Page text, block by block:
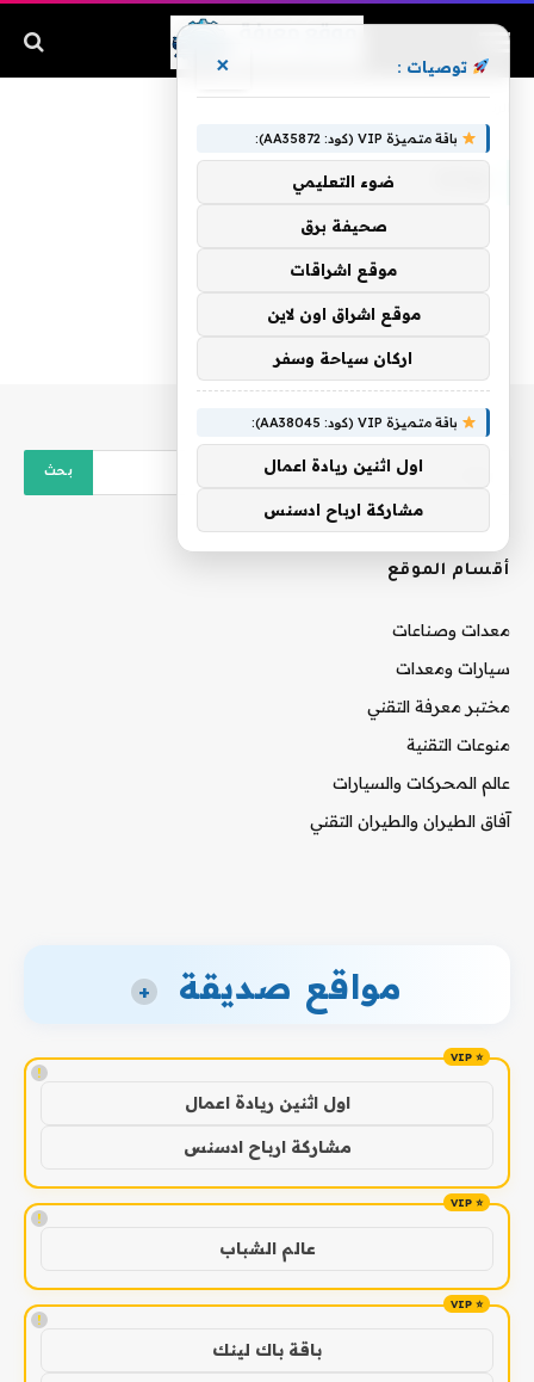
أقسام الموقع
معدات وصناعات
سيارات ومعدات
مختبر معرفة التقني
منوعات التقنية
عالم المحركات والسيارات
آفاق الطيران والطيران التقني
مواقع صديقة +
!
اول اثنين ريادة اعمال
مشاركة ارباح ادسنس
!
عالم الشباب
!
باقة باك لينك
توصيات : ×
باقة متميزة VIP (كود: AA35872):
ضوء التعليمي
صحيفة برق
موقع اشراقات
موقع اشراق اون لاين
اركان سياحة وسفر
باقة متميزة VIP (كود: AA38045):
اول اثنين ريادة اعمال
مشاركة ارباح ادسنس